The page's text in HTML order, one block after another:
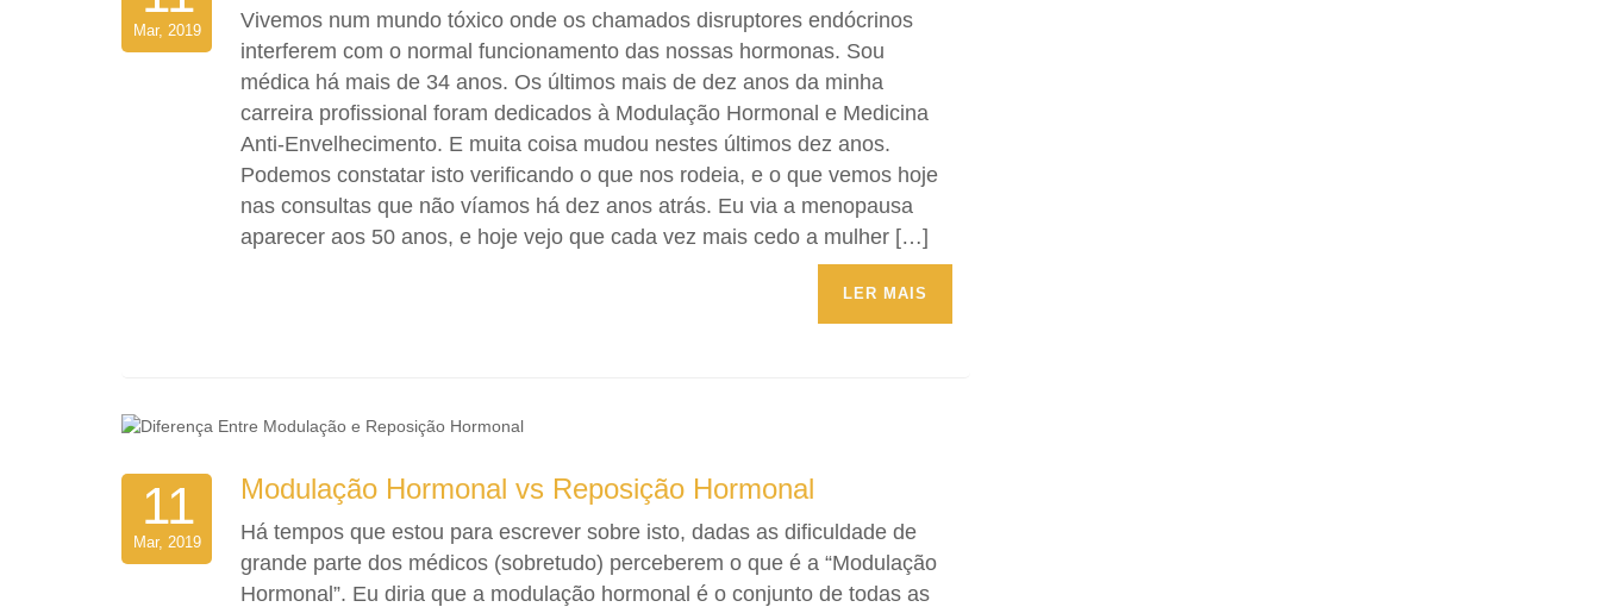
Mar, 2019
Vivemos num mundo tóxico onde os chamados disruptores endócrinos
interferem com o normal funcionamento das nossas hormonas. Sou
médica há mais de 34 anos. Os últimos mais de dez anos da minha
carreira profissional foram dedicados à Modulação Hormonal e Medicina
Anti-Envelhecimento. E muita coisa mudou nestes últimos dez anos.
Podemos constatar isto verificando o que nos rodeia, e o que vemos hoje
nas consultas que não víamos há dez anos atrás. Eu via a menopausa
aparecer aos 50 anos, e hoje vejo que cada vez mais cedo a mulher […]
LER MAIS
11
Mar, 2019
Modulação Hormonal vs Reposição Hormonal
Há tempos que estou para escrever sobre isto, dadas as dificuldade de
grande parte dos médicos (sobretudo) perceberem o que é a “Modulação
Hormonal”. Eu diria que a modulação hormonal é o conjunto de todas as